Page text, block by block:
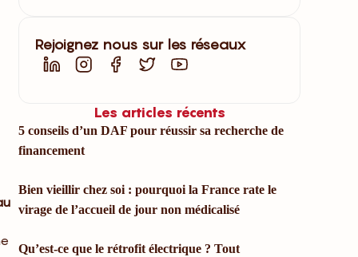
Rejoignez nous sur les réseaux
Les articles récents
5 conseils d’un DAF pour réussir sa recherche de
financement
Bien vieillir chez soi : pourquoi la France rate le
virage de l’accueil de jour non médicalisé
Qu’est-ce que le rétrofit électrique ? Tout